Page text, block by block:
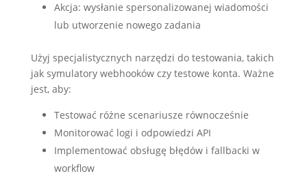
Akcja: wysłanie spersonalizowanej wiadomości
lub utworzenie nowego zadania
Użyj specjalistycznych narzędzi do testowania, takich
jak symulatory webhooków czy testowe konta. Ważne
jest, aby:
Testować różne scenariusze równocześnie
Monitorować logi i odpowiedzi API
Implementować obsługę błędów i fallbacki w
workflow